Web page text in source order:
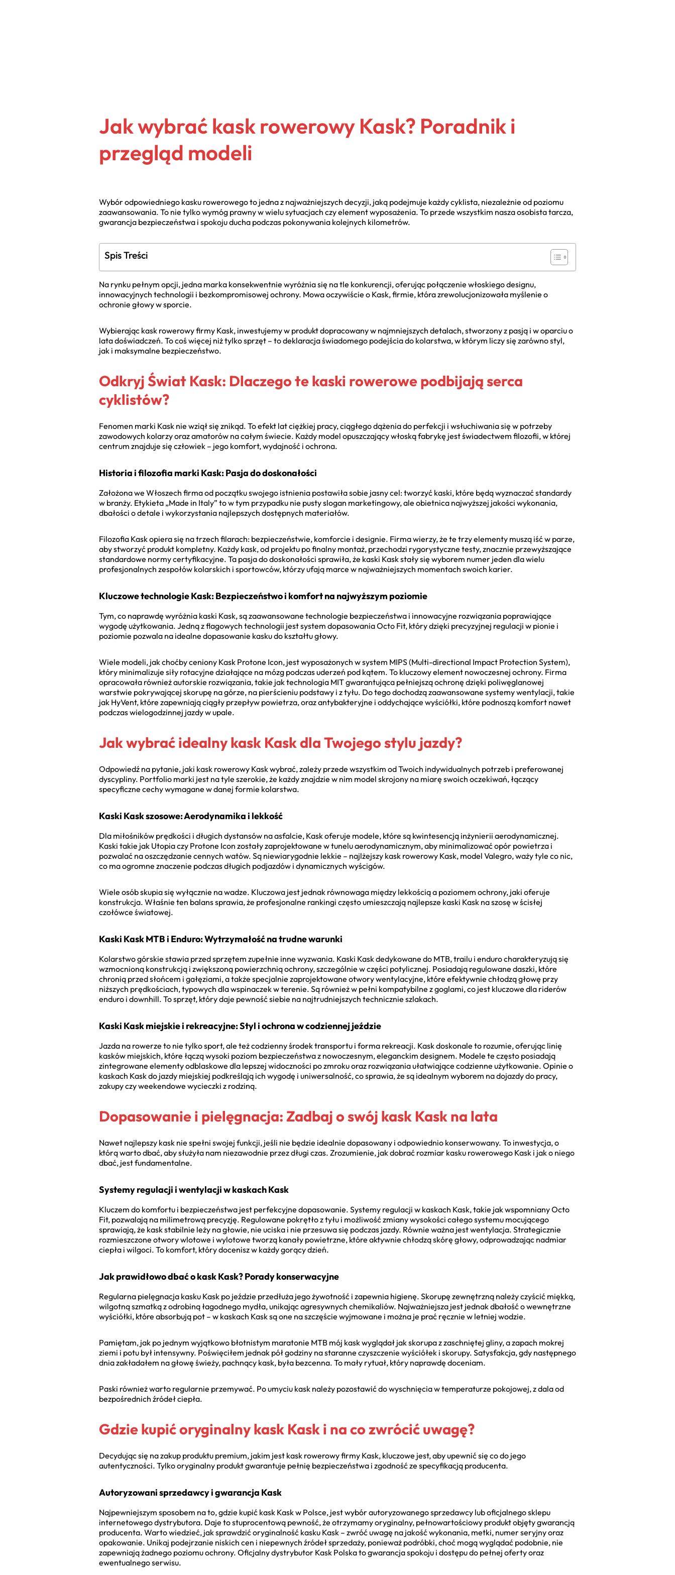
Jak wybrać kask rowerowy Kask? Poradnik i
przegląd modeli
Wybór odpowiedniego kasku rowerowego to jedna z najważniejszych decyzji, jaką podejmuje każdy cyklista, niezależnie od poziomu
zaawansowania. To nie tylko wymóg prawny w wielu sytuacjach czy element wyposażenia. To przede wszystkim nasza osobista tarcza,
gwarancja bezpieczeństwa i spokoju ducha podczas pokonywania kolejnych kilometrów.
Spis Treści
Na rynku pełnym opcji, jedna marka konsekwentnie wyróżnia się na tle konkurencji, oferując połączenie włoskiego designu,
innowacyjnych technologii i bezkompromisowej ochrony. Mowa oczywiście o Kask, firmie, która zrewolucjonizowała myślenie o
ochronie głowy w sporcie.
Wybierając kask rowerowy firmy Kask, inwestujemy w produkt dopracowany w najmniejszych detalach, stworzony z pasją i w oparciu o
lata doświadczeń. To coś więcej niż tylko sprzęt – to deklaracja świadomego podejścia do kolarstwa, w którym liczy się zarówno styl,
jak i maksymalne bezpieczeństwo.
Odkryj Świat Kask: Dlaczego te kaski rowerowe podbijają serca
cyklistów?
Fenomen marki Kask nie wziął się znikąd. To efekt lat ciężkiej pracy, ciągłego dążenia do perfekcji i wsłuchiwania się w potrzeby
zawodowych kolarzy oraz amatorów na całym świecie. Każdy model opuszczający włoską fabrykę jest świadectwem filozofii, w której
centrum znajduje się człowiek – jego komfort, wydajność i ochrona.
Historia i filozofia marki Kask: Pasja do doskonałości
Założona we Włoszech firma od początku swojego istnienia postawiła sobie jasny cel: tworzyć kaski, które będą wyznaczać standardy
w branży. Etykieta „Made in Italy” to w tym przypadku nie pusty slogan marketingowy, ale obietnica najwyższej jakości wykonania,
dbałości o detale i wykorzystania najlepszych dostępnych materiałów.
Filozofia Kask opiera się na trzech filarach: bezpieczeństwie, komforcie i designie. Firma wierzy, że te trzy elementy muszą iść w parze,
aby stworzyć produkt kompletny. Każdy kask, od projektu po finalny montaż, przechodzi rygorystyczne testy, znacznie przewyższające
standardowe normy certyfikacyjne. Ta pasja do doskonałości sprawiła, że kaski Kask stały się wyborem numer jeden dla wielu
profesjonalnych zespołów kolarskich i sportowców, którzy ufają marce w najważniejszych momentach swoich karier.
Kluczowe technologie Kask: Bezpieczeństwo i komfort na najwyższym poziomie
Tym, co naprawdę wyróżnia kaski Kask, są zaawansowane technologie bezpieczeństwa i innowacyjne rozwiązania poprawiające
wygodę użytkowania. Jedną z flagowych technologii jest system dopasowania Octo Fit, który dzięki precyzyjnej regulacji w pionie i
poziomie pozwala na idealne dopasowanie kasku do kształtu głowy.
Wiele modeli, jak choćby ceniony Kask Protone Icon, jest wyposażonych w system MIPS (Multi-directional Impact Protection System),
który minimalizuje siły rotacyjne działające na mózg podczas uderzeń pod kątem. To kluczowy element nowoczesnej ochrony. Firma
opracowała również autorskie rozwiązania, takie jak technologia MIT gwarantująca pełniejszą ochronę dzięki poliwęglanowej
warstwie pokrywającej skorupę na górze, na pierścieniu podstawy i z tyłu. Do tego dochodzą zaawansowane systemy wentylacji, takie
jak HyVent, które zapewniają ciągły przepływ powietrza, oraz antybakteryjne i oddychające wyściółki, które podnoszą komfort nawet
podczas wielogodzinnej jazdy w upale.
Jak wybrać idealny kask Kask dla Twojego stylu jazdy?
Odpowiedź na pytanie, jaki kask rowerowy Kask wybrać, zależy przede wszystkim od Twoich indywidualnych potrzeb i preferowanej
dyscypliny. Portfolio marki jest na tyle szerokie, że każdy znajdzie w nim model skrojony na miarę swoich oczekiwań, łączący
specyficzne cechy wymagane w danej formie kolarstwa.
Kaski Kask szosowe: Aerodynamika i lekkość
Dla miłośników prędkości i długich dystansów na asfalcie, Kask oferuje modele, które są kwintesencją inżynierii aerodynamicznej.
Kaski takie jak Utopia czy Protone Icon zostały zaprojektowane w tunelu aerodynamicznym, aby minimalizować opór powietrza i
pozwalać na oszczędzanie cennych watów. Są niewiarygodnie lekkie – najlżejszy kask rowerowy Kask, model Valegro, waży tyle co nic,
co ma ogromne znaczenie podczas długich podjazdów i dynamicznych wyścigów.
Wiele osób skupia się wyłącznie na wadze. Kluczowa jest jednak równowaga między lekkością a poziomem ochrony, jaki oferuje
konstrukcja. Właśnie ten balans sprawia, że profesjonalne rankingi często umieszczają najlepsze kaski Kask na szosę w ścisłej
czołówce światowej.
Kaski Kask MTB i Enduro: Wytrzymałość na trudne warunki
Kolarstwo górskie stawia przed sprzętem zupełnie inne wyzwania. Kaski Kask dedykowane do MTB, trailu i enduro charakteryzują się
wzmocnioną konstrukcją i zwiększoną powierzchnią ochrony, szczególnie w części potylicznej. Posiadają regulowane daszki, które
chronią przed słońcem i gałęziami, a także specjalnie zaprojektowane otwory wentylacyjne, które efektywnie chłodzą głowę przy
niższych prędkościach, typowych dla wspinaczek w terenie. Są również w pełni kompatybilne z goglami, co jest kluczowe dla riderów
enduro i downhill. To sprzęt, który daje pewność siebie na najtrudniejszych technicznie szlakach.
Kaski Kask miejskie i rekreacyjne: Styl i ochrona w codziennej jeździe
Jazda na rowerze to nie tylko sport, ale też codzienny środek transportu i forma rekreacji. Kask doskonale to rozumie, oferując linię
kasków miejskich, które łączą wysoki poziom bezpieczeństwa z nowoczesnym, eleganckim designem. Modele te często posiadają
zintegrowane elementy odblaskowe dla lepszej widoczności po zmroku oraz rozwiązania ułatwiające codzienne użytkowanie. Opinie o
kaskach Kask do jazdy miejskiej podkreślają ich wygodę i uniwersalność, co sprawia, że są idealnym wyborem na dojazdy do pracy,
zakupy czy weekendowe wycieczki z rodziną.
Dopasowanie i pielęgnacja: Zadbaj o swój kask Kask na lata
Nawet najlepszy kask nie spełni swojej funkcji, jeśli nie będzie idealnie dopasowany i odpowiednio konserwowany. To inwestycja, o
którą warto dbać, aby służyła nam niezawodnie przez długi czas. Zrozumienie, jak dobrać rozmiar kasku rowerowego Kask i jak o niego
dbać, jest fundamentalne.
Systemy regulacji i wentylacji w kaskach Kask
Kluczem do komfortu i bezpieczeństwa jest perfekcyjne dopasowanie. Systemy regulacji w kaskach Kask, takie jak wspomniany Octo
Fit, pozwalają na milimetrową precyzję. Regulowane pokrętło z tyłu i możliwość zmiany wysokości całego systemu mocującego
sprawiają, że kask stabilnie leży na głowie, nie uciska i nie przesuwa się podczas jazdy. Równie ważna jest wentylacja. Strategicznie
rozmieszczone otwory wlotowe i wylotowe tworzą kanały powietrzne, które aktywnie chłodzą skórę głowy, odprowadzając nadmiar
ciepła i wilgoci. To komfort, który docenisz w każdy gorący dzień.
Jak prawidłowo dbać o kask Kask? Porady konserwacyjne
Regularna pielęgnacja kasku Kask po jeździe przedłuża jego żywotność i zapewnia higienę. Skorupę zewnętrzną należy czyścić miękką,
wilgotną szmatką z odrobiną łagodnego mydła, unikając agresywnych chemikaliów. Najważniejsza jest jednak dbałość o wewnętrzne
wyściółki, które absorbują pot – w kaskach Kask są one na szczęście wyjmowane i można je prać ręcznie w letniej wodzie.
Pamiętam, jak po jednym wyjątkowo błotnistym maratonie MTB mój kask wyglądał jak skorupa z zaschniętej gliny, a zapach mokrej
ziemi i potu był intensywny. Poświęciłem jednak pół godziny na staranne czyszczenie wyściółek i skorupy. Satysfakcja, gdy następnego
dnia zakładałem na głowę świeży, pachnący kask, była bezcenna. To mały rytuał, który naprawdę doceniam.
Paski również warto regularnie przemywać. Po umyciu kask należy pozostawić do wyschnięcia w temperaturze pokojowej, z dala od
bezpośrednich źródeł ciepła.
Gdzie kupić oryginalny kask Kask i na co zwrócić uwagę?
Decydując się na zakup produktu premium, jakim jest kask rowerowy firmy Kask, kluczowe jest, aby upewnić się co do jego
autentyczności. Tylko oryginalny produkt gwarantuje pełnię bezpieczeństwa i zgodność ze specyfikacją producenta.
Autoryzowani sprzedawcy i gwarancja Kask
Najpewniejszym sposobem na to, gdzie kupić kask Kask w Polsce, jest wybór autoryzowanego sprzedawcy lub oficjalnego sklepu
internetowego dystrybutora. Daje to stuprocentową pewność, że otrzymamy oryginalny, pełnowartościowy produkt objęty gwarancją
producenta. Warto wiedzieć, jak sprawdzić oryginalność kasku Kask – zwróć uwagę na jakość wykonania, metki, numer seryjny oraz
opakowanie. Unikaj podejrzanie niskich cen i niepewnych źródeł sprzedaży, ponieważ podróbki, choć mogą wyglądać podobnie, nie
zapewniają żadnego poziomu ochrony. Oficjalny dystrybutor Kask Polska to gwarancja spokoju i dostępu do pełnej oferty oraz
ewentualnego serwisu.